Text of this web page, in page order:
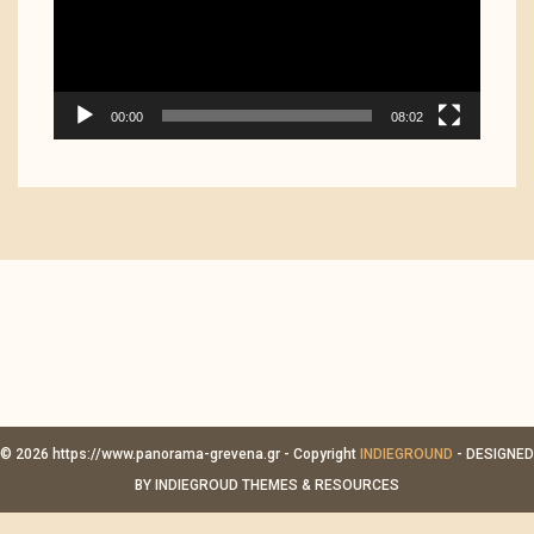
00:00 08:02
© 2026 https://www.panorama-grevena.gr - Copyright INDIEGROUND - DESIGNED
BY INDIEGROUD THEMES & RESOURCES